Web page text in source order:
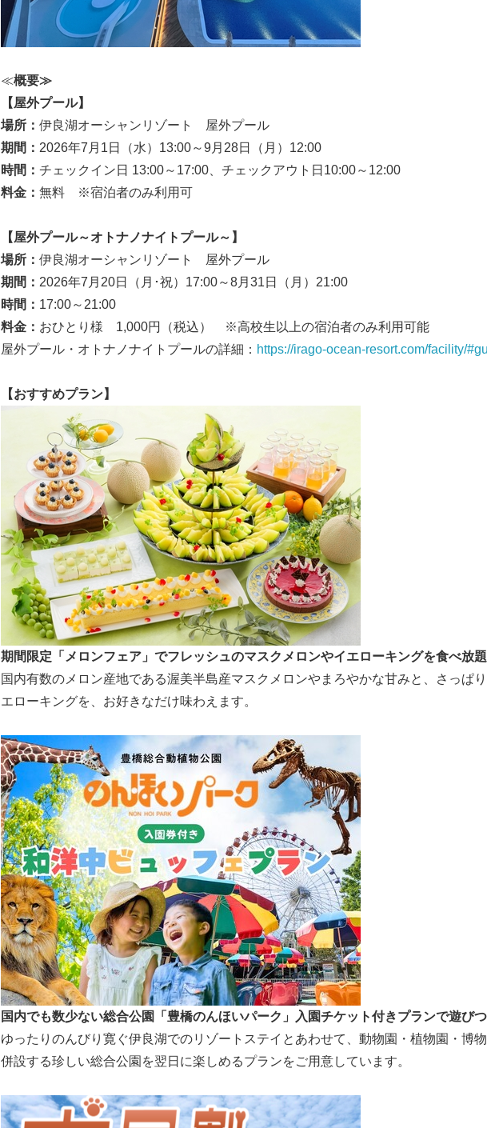
≪概要≫
【屋外プール】
場所： 伊良湖オーシャンリゾート 屋外プール
期間： 2026年7月1日（水）13:00～9月28日（月）12:00
時間： チェックイン日 13:00～17:00、チェックアウト日10:00～12:00
料金： 無料 ※宿泊者のみ利用可
【屋外プール～オトナノナイトプール～】
場所： 伊良湖オーシャンリゾート 屋外プール
期間： 2026年7月20日（月･祝）17:00～8月31日（月）21:00
時間： 17:00～21:00
料金： おひとり様 1,000円（税込） ※高校生以上の宿泊者のみ利用可能
屋外プール・オトナノナイトプールの詳細： https://irago-ocean-resort.com/facility/
【おすすめプラン】
期間限定「メロンフェア」でフレッシュのマスクメロンやイエローキングを食べ放題
国内有数のメロン産地である渥美半島産マスクメロンやまろやかな甘みと、さっぱ
エローキングを、お好きなだけ味わえます。
国内でも数少ない総合公園「豊橋のんほいパーク」入園チケット付きプランで遊び
ゆったりのんびり寛ぐ伊良湖でのリゾートステイとあわせて、動物園・植物園・博
併設する珍しい総合公園を翌日に楽しめるプランをご用意しています。